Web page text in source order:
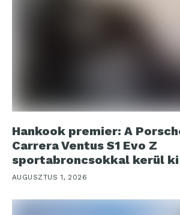
Hankook premier: A
Carrera Ventus S1 Evo Z
sportabroncsokkal kerül
AUGUSZTUS 1, 2026